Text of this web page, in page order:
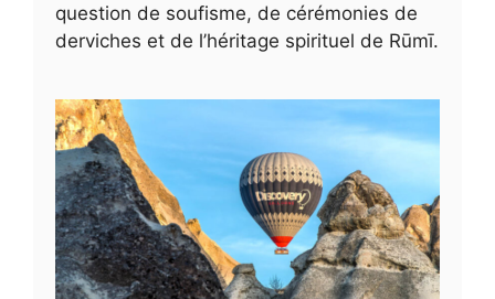
question de soufisme, de cérémonies de
derviches et de l’héritage spirituel de Rūmī.